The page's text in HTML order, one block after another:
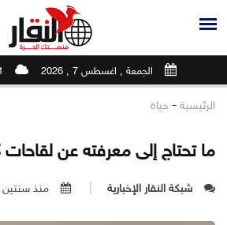
الجمعة , اغسطس 7 , 2026
الرئيسية - حياة
ما تحتاج إلى معرفته عن لقاحات
شبكة النقار الإخبارية منذ سنتين